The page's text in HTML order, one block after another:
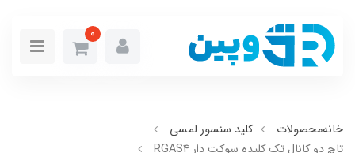
0
خانهمحصولات
کلید سنسور لمسی